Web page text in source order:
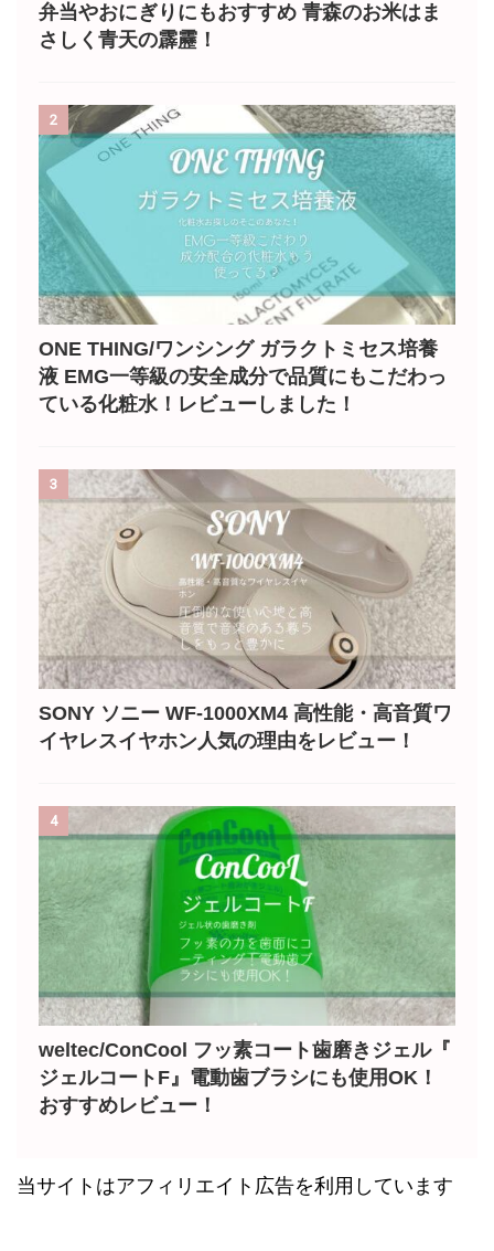
弁当やおにぎりにもおすすめ 青森のお米はま
さしく青天の霹靂！
2
ONE THING/ワンシング ガラクトミセス培養
液 EMG一等級の安全成分で品質にもこだわっ
ている化粧水！レビューしました！
3
SONY ソニー WF-1000XM4 高性能・高音質ワ
イヤレスイヤホン人気の理由をレビュー！
4
weltec/ConCool フッ素コート歯磨きジェル『
ジェルコートF』電動歯ブラシにも使用OK！
おすすめレビュー！
当サイトはアフィリエイト広告を利用しています